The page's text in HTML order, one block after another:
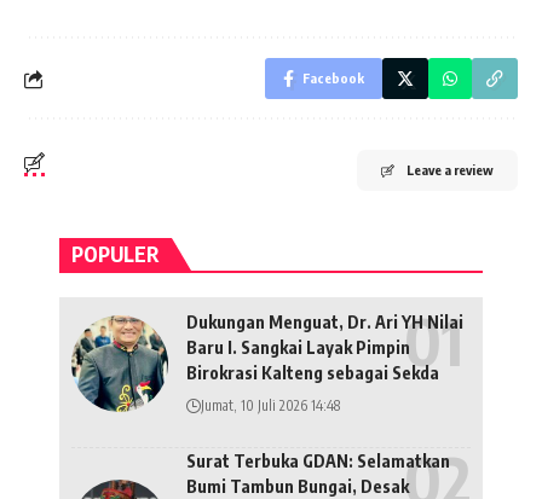
Facebook
Leave a review
POPULER
Dukungan Menguat, Dr. Ari YH Nilai
Baru I. Sangkai Layak Pimpin
Birokrasi Kalteng sebagai Sekda
Jumat, 10 Juli 2026 14:48
Surat Terbuka GDAN: Selamatkan
Bumi Tambun Bungai, Desak